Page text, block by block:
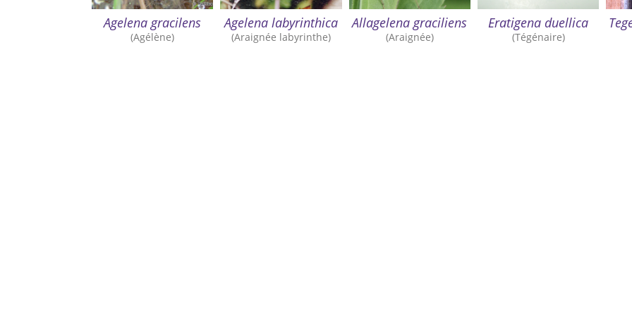
Agelena gracilens
(Agélène)
Agelena labyrinthica
(Araignée labyrinthe)
Allagelena graciliens
(Araignée)
Eratigena duellica
(Tégénaire)